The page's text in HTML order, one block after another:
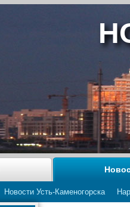
Новости Усть-Каменогорска